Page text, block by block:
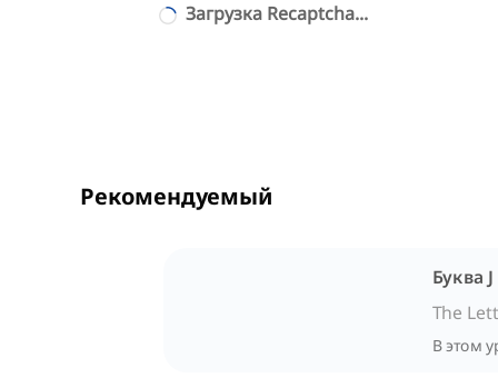
Загрузка Recaptcha...
Рекомендуемый
Буква J
The
В этом